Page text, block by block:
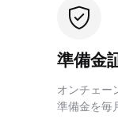
準備金
オンチェー
準備金を毎